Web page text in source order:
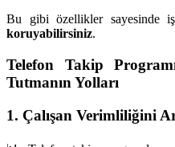
Bu gibi özellikler sayesinde
koruyabilirsiniz.
Telefon Takip
Tutmanın Yolları
1. Çalışan Verimliliğini